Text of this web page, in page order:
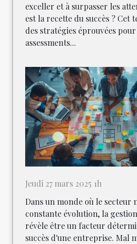
exceller et à surpasser les
est la recette du succès ? Cet
des stratégies éprouvées
assessments...
Jeudi 27 mars 2025 1h
Dans un monde où le secteur
constante évolution, la
révèle être un facteur
succès d'une entreprise. Mal